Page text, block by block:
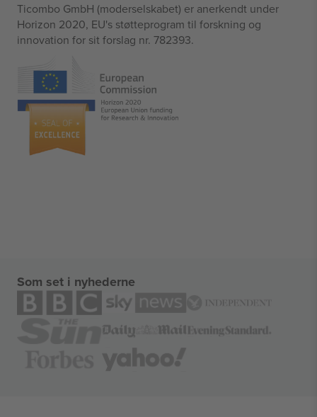
Ticombo GmbH (moderselskabet) er anerkendt under
Horizon 2020, EU's støtteprogram til forskning og
innovation for sit forslag nr. 782393.
Som set i nyhederne